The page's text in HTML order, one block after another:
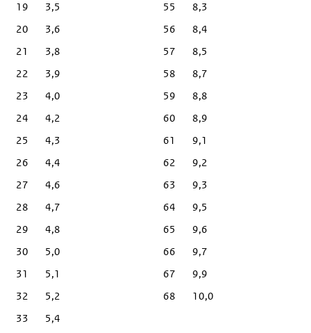
19
3,5
20
3,6
21
3,8
22
3,9
23
4,0
24
4,2
25
4,3
26
4,4
27
4,6
28
4,7
29
4,8
30
5,0
31
5,1
32
5,2
33
5,4
55
8,3
56
8,4
57
8,5
58
8,7
59
8,8
60
8,9
61
9,1
62
9,2
63
9,3
64
9,5
65
9,6
66
9,7
67
9,9
68
10,0